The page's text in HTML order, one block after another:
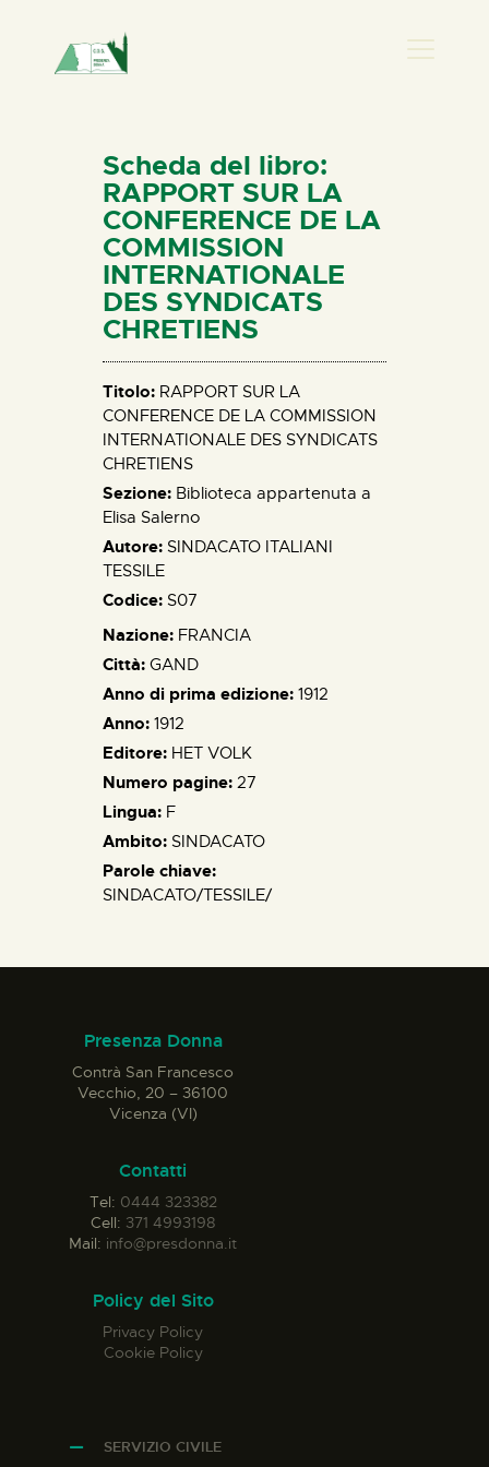
HOME
CHI SIAMO
NEWS
PERCORSI
BIBLIOTECA
ELISA SALERNO
CONTATTI
Scheda del libro:
RAPPORT SUR LA
CONFERENCE DE LA
COMMISSION
INTERNATIONALE
DES SYNDICATS
CHRETIENS
Titolo: RAPPORT SUR LA
CONFERENCE DE LA COMMISSION
INTERNATIONALE DES SYNDICATS
CHRETIENS
Sezione: Biblioteca appartenuta a
Elisa Salerno
Autore: SINDACATO ITALIANI
TESSILE
Codice: S07
Nazione: FRANCIA
Città: GAND
Anno di prima edizione: 1912
Anno: 1912
Editore: HET VOLK
Numero pagine: 27
Lingua: F
Ambito: SINDACATO
Parole chiave:
SINDACATO/TESSILE/
Presenza Donna
Contrà San Francesco
Vecchio, 20 – 36100
Vicenza (VI)
Contatti
Tel: 0444 323382
Cell: 371 4993198
Mail: info@presdonna.it
Policy del Sito
Privacy Policy
Cookie Policy
SERVIZIO CIVILE